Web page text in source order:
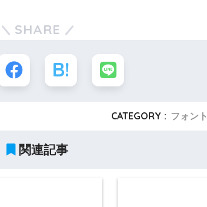
SHARE
CATEGORY : フォント
関連記事